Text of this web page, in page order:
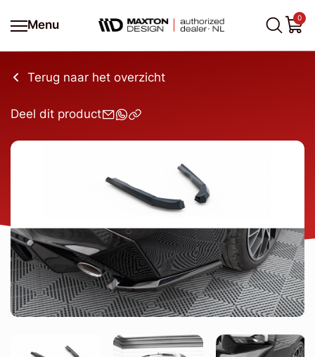
Menu
0
Terug naar het overzicht
Deel dit product